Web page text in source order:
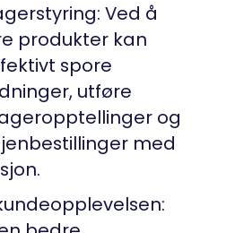
Ved å
produkter kan
spore
utføre
og
med